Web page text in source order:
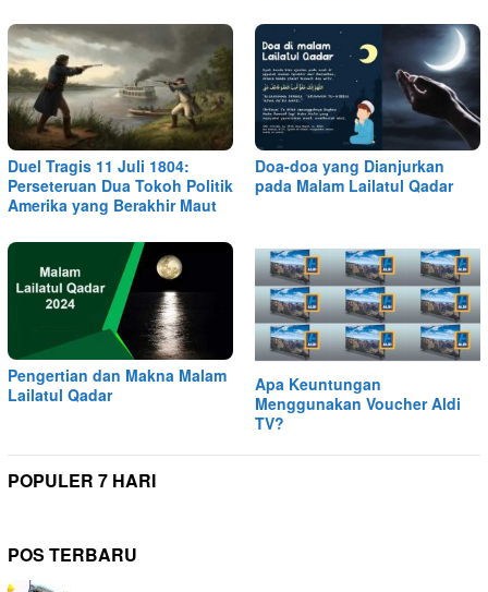
Duel Tragis 11 Juli 1804:
Perseteruan Dua Tokoh Politik
Amerika yang Berakhir Maut
Doa-doa yang Dianjurkan
pada Malam Lailatul Qadar
Pengertian dan Makna Malam
Lailatul Qadar
Apa Keuntungan
Menggunakan Voucher Aldi
TV?
POPULER 7 HARI
POS TERBARU